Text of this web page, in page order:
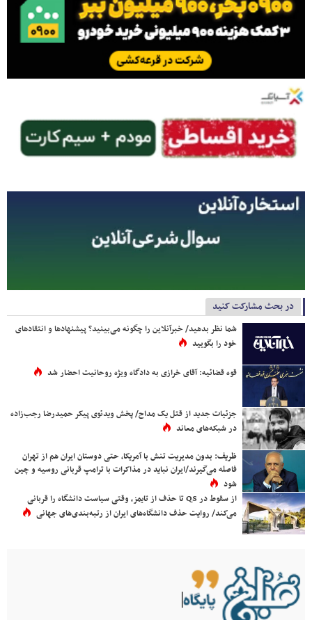
در بحث مشارکت کنید
شما نظر بدهید/ خبرآنلاین را چگونه می‌بینید؟ پیشنهادها و انتقادهای
خود را بگویید
قوه قضائیه: آقای خرازی به دادگاه ویژه روحانیت احضار شد
جزئیات جدید از قتل یک مداح/ پخش ویدئوی پیکر حمیدرضا رجب‌زاده
در شبکه‌های معاند
ظریف: بدون مدیریت تنش با آمریکا، حتی دوستان ایران هم از تهران
فاصله می‌گیرند/ایران نباید در مذاکرات با ترامپ قربانی روسیه و چین
شود
از سقوط در QS تا حذف از تایمز، وقتی سیاست دانشگاه را قربانی
می‌کند/ روایت حذف دانشگاه‌های ایران از رتبه‌بندی‌های جهانی